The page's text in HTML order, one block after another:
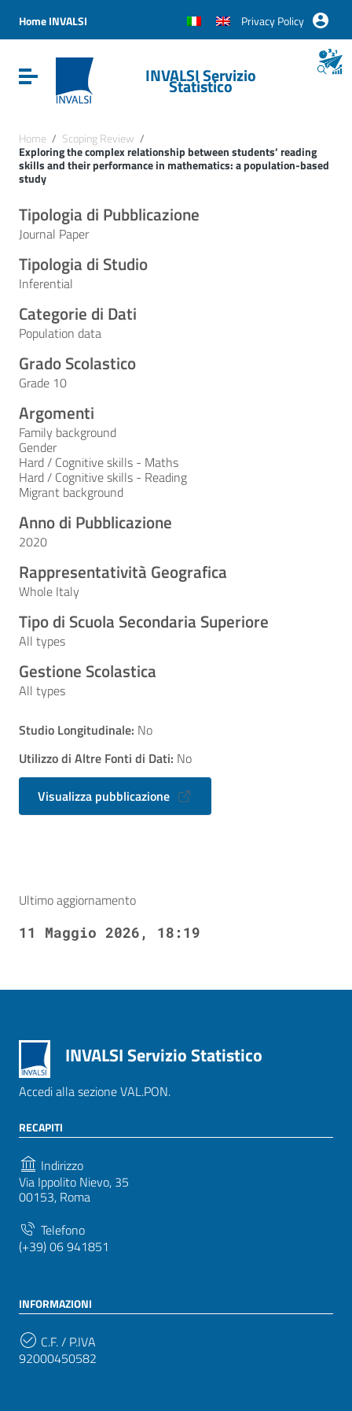
Vai al menu di navigazione
Vai al footer
Home INVALSI Privacy Policy
Attiva / disattiva la navigazioneINVALSI Servizio
Statistico
Home / Scoping Review /
Exploring the complex relationship between students’ reading
skills and their performance in mathematics: a population-based
study
Tipologia di Pubblicazione
Journal Paper
Tipologia di Studio
Inferential
Categorie di Dati
Population data
Grado Scolastico
Grade 10
Argomenti
Family background
Gender
Hard / Cognitive skills - Maths
Hard / Cognitive skills - Reading
Migrant background
Anno di Pubblicazione
2020
Rappresentatività Geografica
Whole Italy
Tipo di Scuola Secondaria Superiore
All types
Gestione Scolastica
All types
Studio Longitudinale: No
Utilizzo di Altre Fonti di Dati: No
Visualizza pubblicazione
Ultimo aggiornamento
11 Maggio 2026, 18:19
INVALSI Servizio Statistico
Accedi alla sezione VAL.PON.
RECAPITI
Indirizzo
Via Ippolito Nievo, 35
00153, Roma
Telefono
(+39) 06 941851
INFORMAZIONI
C.F. / P.IVA
92000450582